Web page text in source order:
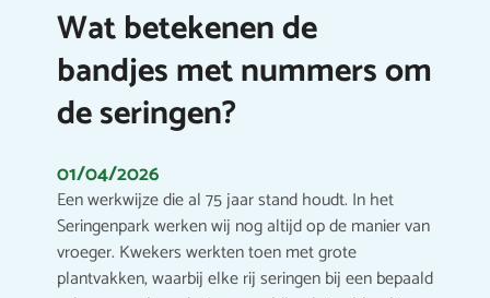
Wat betekenen de
bandjes met nummers om
de seringen?
01/04/2026
Een werkwijze die al 75 jaar stand houdt. In het
Seringenpark werken wij nog altijd op de manier van
vroeger. Kwekers werkten toen met grote
plantvakken, waarbij elke rij seringen bij een bepaald